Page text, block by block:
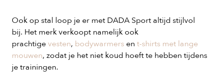
Ook op stal loop je er met DADA Sport altijd stijlvol
bij. Het merk verkoopt namelijk ook
prachtigevesten, bodywarmers en t-shirts met lange
mouwen, zodat je het niet koud hoeft te hebben tijdens
je trainingen.